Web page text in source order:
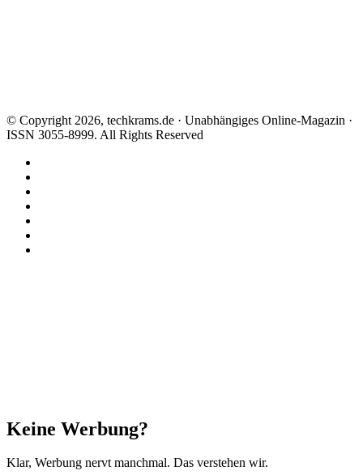
© Copyright 2026, techkrams.de · Unabhängiges Online-Magazin ·
ISSN 3055-8999. All Rights Reserved
Schließen
Keine Werbung?
Klar, Werbung nervt manchmal. Das verstehen wir.